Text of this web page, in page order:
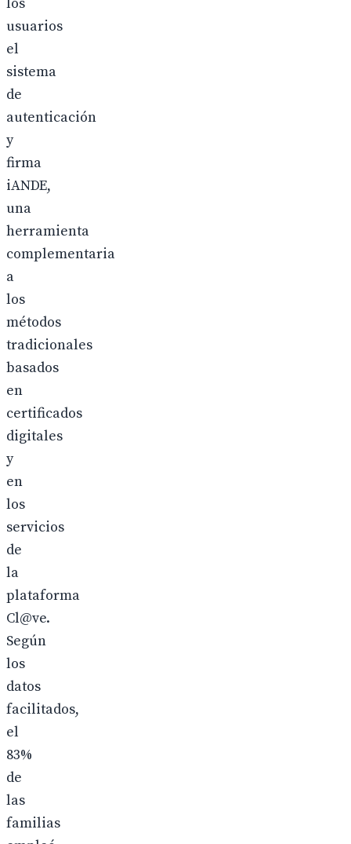
usuarios
el
sistema
de
autenticación
y
firma
iANDE,
una
herramienta
complementaria
a
los
métodos
tradicionales
basados
en
certificados
digitales
y
en
los
servicios
de
la
plataforma
Cl@ve.
Según
los
datos
facilitados,
el
83%
de
las
familias